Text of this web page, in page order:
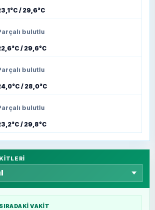
/ 29,6°C
bulutlu
/ 29,6°C
bulutlu
/ 28,0°C
bulutlu
/ 29,8°C
VAKIT